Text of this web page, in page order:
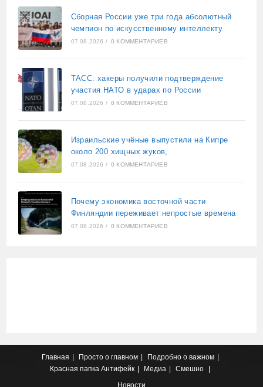
Сборная России уже три года абсолютный
чемпион по искусственному интеллекту
07.08.2026 / 0 КОММЕНТАРИЕВ
ТАСС: хакеры получили подтверждение
участия НАТО в ударах по России
07.08.2026 / 0 КОММЕНТАРИЕВ
Израильские учёные выпустили на Кипре
около 200 хищных жуков,
07.08.2026 / 0 КОММЕНТАРИЕВ
Почему экономика восточной части
Финляндии переживает непростые времена
07.08.2026 / 0 КОММЕНТАРИЕВ
Главная Просто о главном
Подробно о важном
Красная папка Антифейк Медиа
Смешно
Новости